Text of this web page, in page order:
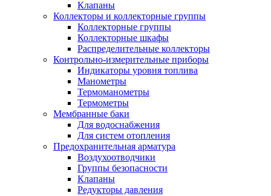
Клапаны
Коллекторы и коллекторные группы
Коллекторные группы
Коллекторные шкафы
Распределительные коллекторы
Контрольно-измерительные приборы
Индикаторы уровня топлива
Манометры
Термоманометры
Термометры
Мембранные баки
Для водоснабжения
Для систем отопления
Предохранительная арматура
Воздухоотводчики
Группы безопасности
Клапаны
Редукторы давления